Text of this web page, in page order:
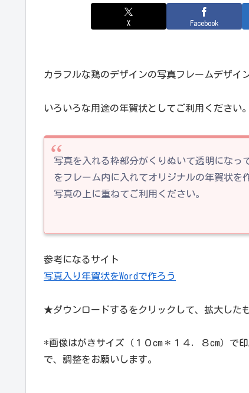
X Facebook
カラフルな鶏のデザインの写真フレームデザイ
いろいろな用途の年賀状としてご利用ください。
写真を入れる枠部分がくりぬいて透明になっ
をフレーム内に入れてオリジナルの年賀状を
写真の上に重ねてご利用ください。
参考になるサイト
写真入り年賀状をWordで作ろう
★ダウンロードするをクリックして、拡大した
*画像はがきサイズ（１０cm＊１４．８cm）で
で、調整をお願いします。